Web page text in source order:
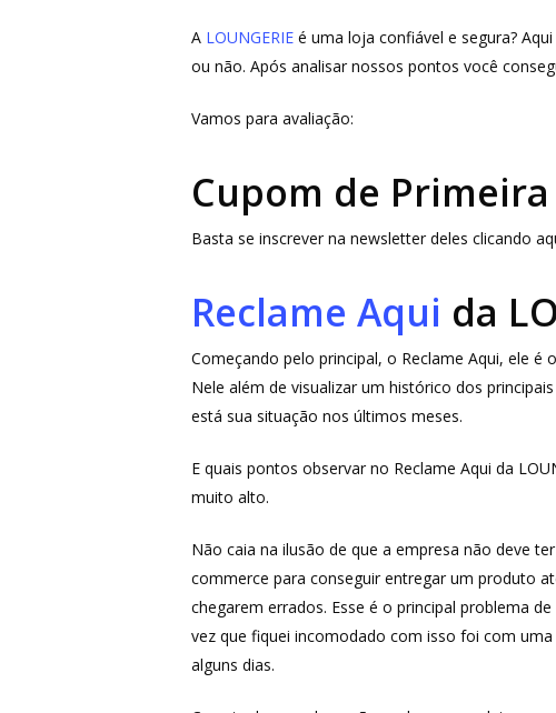
A LOUNGERIE é uma loja confiável e segura?
ou não. Após analisar nossos pontos você
Vamos para avaliação:
Cupom de Primeira
Basta se inscrever na newsletter deles clicando
Reclame Aqui da
Começando pelo principal, o Reclame Aqui, ele
Nele além de visualizar um histórico dos
está sua situação nos últimos meses.
E quais pontos observar no Reclame Aqui da
muito alto.
Não caia na ilusão de que a empresa não deve
commerce para conseguir entregar um produto
chegarem errados. Esse é o principal problema
vez que fiquei incomodado com isso foi com
alguns dias.